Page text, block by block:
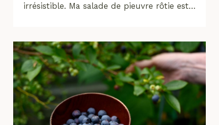
irrésistible. Ma salade de pieuvre rôtie est…